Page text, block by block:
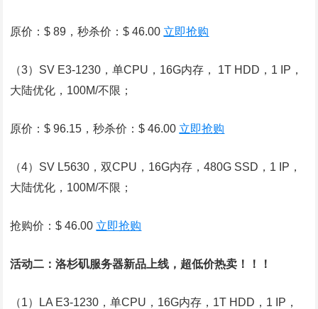
原价：$ 89，秒杀价：$ 46.00 立即抢购
（3）SV E3-1230，单CPU，16G内存， 1T HDD，1 IP，
大陆优化，100M/不限；
原价：$ 96.15，秒杀价：$ 46.00 立即抢购
（4）SV L5630，双CPU，16G内存，480G SSD，1 IP，
大陆优化，100M/不限；
抢购价：$ 46.00 立即抢购
活动二：洛杉矶服务器新品上线，超低价热卖！！！
（1）LA E3-1230，单CPU，16G内存，1T HDD，1 IP，